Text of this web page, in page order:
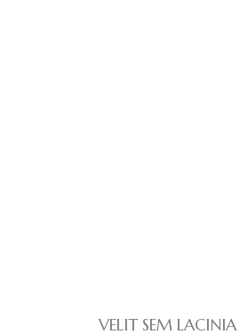
VELIT SEM LACINIA